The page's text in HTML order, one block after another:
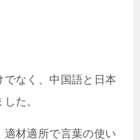
なく、中国語と日本
た。
材適所で言葉の使い